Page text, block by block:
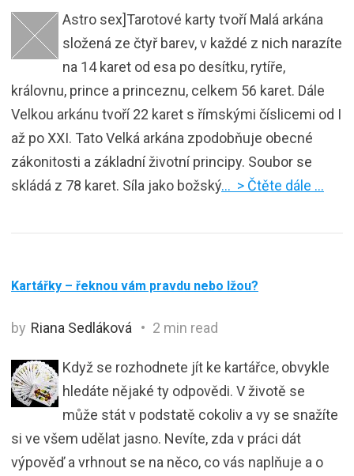
Astro sex]Tarotové karty tvoří Malá arkána
složená ze čtyř barev, v každé z nich narazíte
na 14 karet od esa po desítku, rytíře,
královnu, prince a princeznu, celkem 56 karet. Dále
Velkou arkánu tvoří 22 karet s římskými číslicemi od I
až po XXI. Tato Velká arkána zpodobňuje obecné
zákonitosti a základní životní principy. Soubor se
skládá z 78 karet. Síla jako božský… > Čtěte dále …
Kartářky – řeknou vám pravdu nebo lžou?
by Riana Sedláková 2 min read
Když se rozhodnete jít ke kartářce, obvykle
hledáte nějaké ty odpovědi. V životě se
může stát v podstatě cokoliv a vy se snažíte
si ve všem udělat jasno. Nevíte, zda v práci dát
výpověď a vrhnout se na něco, co vás naplňuje a o